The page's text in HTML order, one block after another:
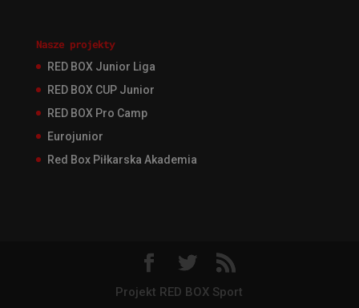
Nasze projekty
RED BOX Junior Liga
RED BOX CUP Junior
RED BOX Pro Camp
Eurojunior
Red Box Piłkarska Akademia
Projekt RED BOX Sport